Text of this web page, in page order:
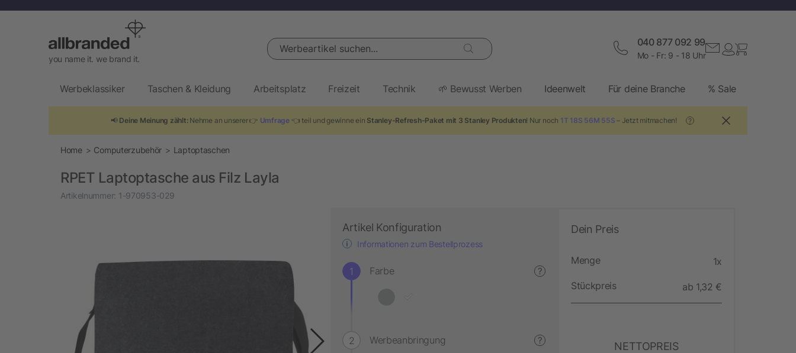
you name it. we brand it.
Werbeartikel suchen... 040 877 092 99
Mo - Fr: 9 - 18 Uhr
Werbeklassiker Taschen & Kleidung Arbeitsplatz Freizeit Technik 🌱 Bewusst Werben Ideenwelt Für deine Branche % Sale
📢 Deine Meinung zählt:Nehme an unserer 👉 Umfrage👈 teil und gewinne ein Stanley-Refresh-Paket mit 3 Stanley Produkten! Nur noch 1T 18S 56M 54S – Jetzt mitmachen! ?
Home Computerzubehör Laptoptaschen
RPET Laptoptasche aus Filz Layla
Artikelnummer: 1-970953-029
Artikel Konfiguration
Informationen zum Bestellprozess
Farbe ?
Werbeanbringung ?
Dein Preis
Menge 1x
Stückpreis ab 1,32 €
NETTOPREIS